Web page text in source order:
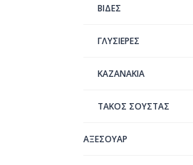
ΒΙΔΕΣ
ΓΛΥΣΙΕΡΕΣ
ΚΑΖΑΝΑΚΙΑ
ΤΑΚΟΣ ΣΟΥΣΤΑΣ
ΑΞΕΣΟΥΑΡ